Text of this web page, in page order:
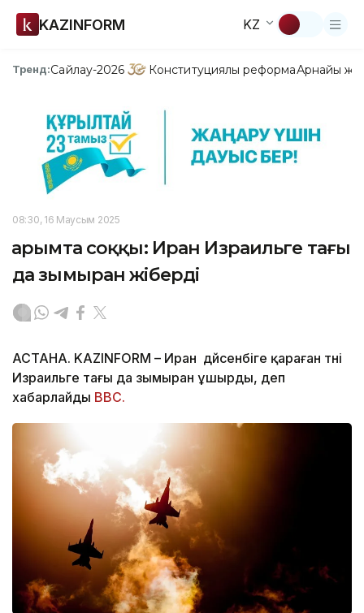
KAZINFORM KZ
Тренд:Сайлау-2026 Конституциялық реформаАрнайы
08:30, 16 Маусым 2025
Қарымта соққы: Иран Израильге тағы
да зымыран жіберді
АСТАНА. KAZINFORM – Иран дүйсенбіге қараған түні
Израильге тағы да зымыран ұшырды, деп
хабарлайды ВВС.